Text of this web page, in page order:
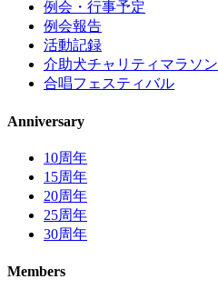
例会・行事予定
例会報告
活動記録
介助犬チャリティマラソン
合唱フェスティバル
Anniversary
10周年
15周年
20周年
25周年
30周年
Members